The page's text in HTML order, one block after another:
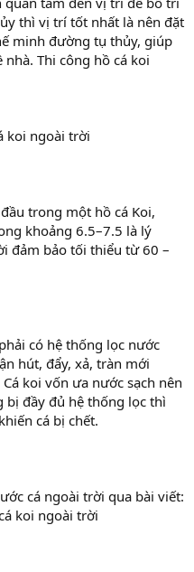
thì vị trí tốt nhất là nên đặt
minh đường tụ thủy, giúp
Thi công hồ cá koi
koi ngoài trời
trong một hồ cá Koi,
khoảng 6.5–7.5 là lý
đảm bảo tối thiểu từ 60 –
có hệ thống lọc nước
hút, đẩy, xả, tràn mới
koi vốn ưa nước sạch nên
bị đầy đủ hệ thống lọc thì
cá bị chết.
cá ngoài trời qua bài viết:
koi ngoài trời